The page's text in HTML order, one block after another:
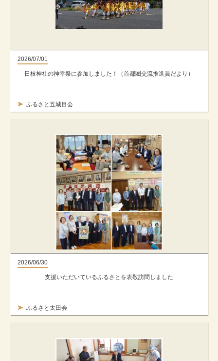
2026/07/01
ふるさと五城目会
日枝神社の神幸祭に参加しました！（首都圏交流推進員だより）
2026/06/30
ふるさと太田会
支援いただいているふるさとを表敬訪問しました